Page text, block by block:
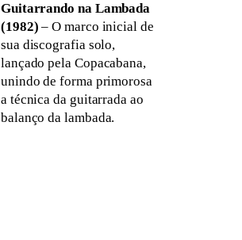
Guitarrando na Lambada
(1982) – O marco inicial de
sua discografia solo,
lançado pela Copacabana,
unindo de forma primorosa
a técnica da guitarrada ao
balanço da lambada.